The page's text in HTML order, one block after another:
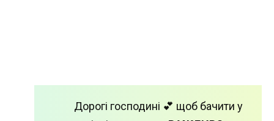
Дорогі господині 💕 щоб бачити у